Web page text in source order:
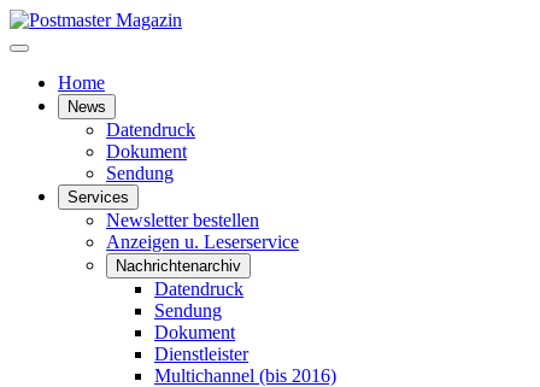
Home
News
Datendruck
Dokument
Sendung
Services
Newsletter bestellen
Anzeigen u. Leserservice
Nachrichtenarchiv
Datendruck
Sendung
Dokument
Dienstleister
Multichannel (bis 2016)